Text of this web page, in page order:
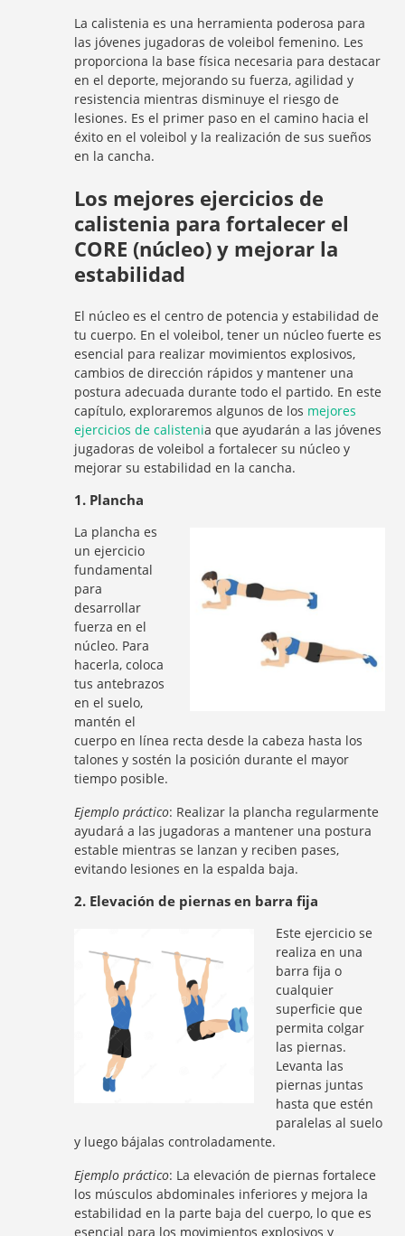
La calistenia es una herramienta poderosa para
las jóvenes jugadoras de voleibol femenino. Les
proporciona la base física necesaria para destacar
en el deporte, mejorando su fuerza, agilidad y
resistencia mientras disminuye el riesgo de
lesiones. Es el primer paso en el camino hacia el
éxito en el voleibol y la realización de sus sueños
en la cancha.
Los mejores ejercicios de
calistenia para fortalecer el
CORE (núcleo) y mejorar la
estabilidad
El núcleo es el centro de potencia y estabilidad de
tu cuerpo. En el voleibol, tener un núcleo fuerte es
esencial para realizar movimientos explosivos,
cambios de dirección rápidos y mantener una
postura adecuada durante todo el partido. En este
capítulo, exploraremos algunos de los mejores
ejercicios de calistenia que ayudarán a las jóvenes
jugadoras de voleibol a fortalecer su núcleo y
mejorar su estabilidad en la cancha.
1. Plancha
La plancha es
un ejercicio
fundamental
para
desarrollar
fuerza en el
núcleo. Para
hacerla, coloca
tus antebrazos
en el suelo,
mantén el
cuerpo en línea recta desde la cabeza hasta los
talones y sostén la posición durante el mayor
tiempo posible.
Ejemplo práctico: Realizar la plancha regularmente
ayudará a las jugadoras a mantener una postura
estable mientras se lanzan y reciben pases,
evitando lesiones en la espalda baja.
2. Elevación de piernas en barra fija
Este ejercicio se
realiza en una
barra fija o
cualquier
superficie que
permita colgar
las piernas.
Levanta las
piernas juntas
hasta que estén
paralelas al suelo
y luego bájalas controladamente.
Ejemplo práctico: La elevación de piernas fortalece
los músculos abdominales inferiores y mejora la
estabilidad en la parte baja del cuerpo, lo que es
esencial para los movimientos explosivos y